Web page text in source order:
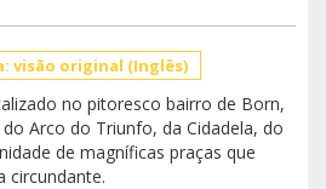
visão original (Inglês)
no pitoresco bairro de Born,
Arco do Triunfo, da Cidadela, do
de magníficas praças que
circundante.